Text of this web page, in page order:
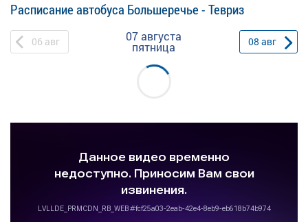
Расписание автобуса Большеречье - Тевриз
06 авг 07 августа
пятница 08 авг